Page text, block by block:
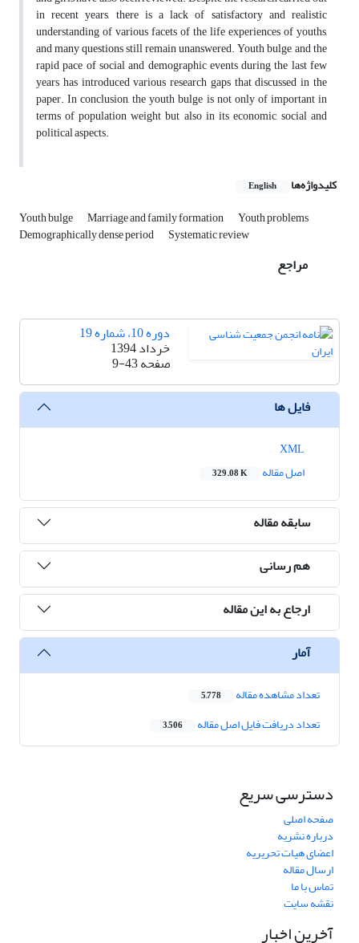
in recent years, there is a lack of satisfactory and realistic
understanding of various facets of the life experiences of youths,
and many questions still remain unanswered. Youth bulge, and the
rapid pace of social and demographic events during the last few
years has introduced various research gaps that discussed in the
paper. In conclusion, the youth bulge is not only of important in
terms of population weight but also in its economic, social and
political aspects.
کلیدواژه‌ها English
Youth bulge Marriage and family formation Youth problems
Demographically dense period Systematic review
مراجع
دوره 10، شماره 19
خرداد 1394
صفحه9-43
فایل ها
اصل مقاله
329.08 K
سابقه مقاله
هم رسانی
ارجاع به این مقاله
آمار
تعداد مشاهده مقاله 5,778
تعداد دریافت فایل اصل مقاله 3,506
دسترسی سریع
صفحه اصلی
درباره نشریه
اعضای هیات تحریریه
ارسال مقاله
تماس با ما
نقشه سایت
آخرین اخبار